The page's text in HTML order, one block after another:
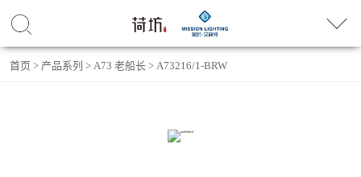
首页 > 产品系列 > A73 老船长> A73216/1-BRW